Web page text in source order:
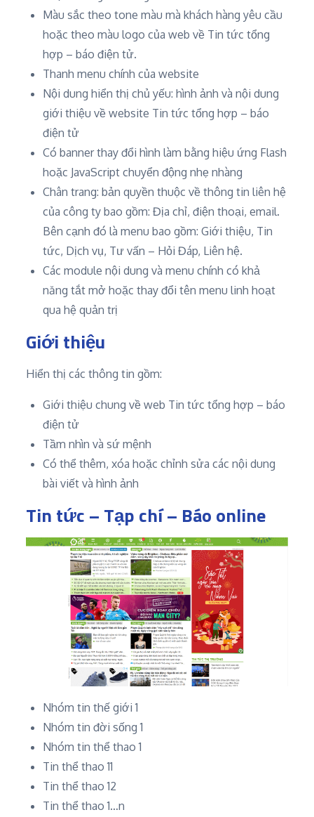
Màu sắc theo tone màu mà khách hàng yêu cầu
hoặc theo màu logo của web về Tin tức tổng
hợp – báo điện tử.
Thanh menu chính của website
Nội dung hiển thị chủ yếu: hình ảnh và nội dung
giới thiệu về website Tin tức tổng hợp – báo
điện tử
Có banner thay đổi hình làm bằng hiệu ứng Flash
hoặc JavaScript chuyển động nhẹ nhàng
Chân trang: bản quyền thuộc về thông tin liên hệ
của công ty bao gồm: Địa chỉ, điện thoại, email.
Bên cạnh đó là menu bao gồm: Giới thiệu, Tin
tức, Dịch vụ, Tư vấn – Hỏi Đáp, Liên hệ.
Các module nội dung và menu chính có khả
năng tắt mở hoặc thay đổi tên menu linh hoạt
qua hệ quản trị
Giới thiệu
Hiển thị các thông tin gồm:
Giới thiệu chung về web Tin tức tổng hợp – báo
điện tử
Tầm nhìn và sứ mệnh
Có thể thêm, xóa hoặc chỉnh sửa các nội dung
bài viết và hình ảnh
Tin tức – Tạp chí – Báo online
Nhóm tin thế giới 1
Nhóm tin đời sống 1
Nhóm tin thể thao 1
Tin thể thao 11
Tin thể thao 12
Tin thể thao 1…n